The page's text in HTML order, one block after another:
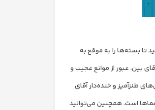
تا بسته‌ها را به موقع به
بین، عبور از موانع عجیب و
طنزآمیز و خنده‌دار آقای
است. همچنین می‌توانید